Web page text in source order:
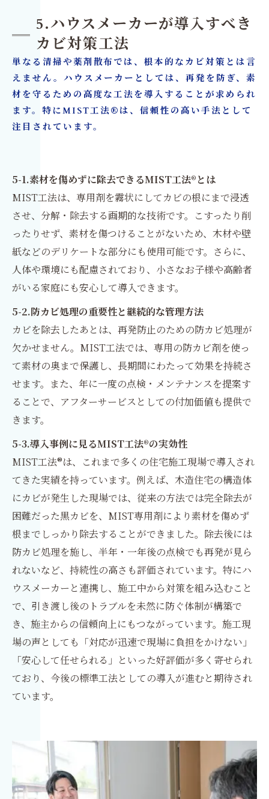
5.ハウスメーカーが導入すべき
カビ対策工法
単なる清掃や薬剤散布では、根本的なカビ対策とは言
えません。ハウスメーカーとしては、再発を防ぎ、素
材を守るための高度な工法を導入することが求められ
ます。特にMIST工法®は、信頼性の高い手法として
注目されています。
5-1.素材を傷めずに除去できるMIST工法®とは
MIST工法は、専用剤を霧状にしてカビの根にまで浸透
させ、分解・除去する画期的な技術です。こすったり削
ったりせず、素材を傷つけることがないため、木材や壁
紙などのデリケートな部分にも使用可能です。さらに、
人体や環境にも配慮されており、小さなお子様や高齢者
がいる家庭にも安心して導入できます。
5-2.防カビ処理の重要性と継続的な管理方法
カビを除去したあとは、再発防止のための防カビ処理が
欠かせません。MIST工法では、専用の防カビ剤を使っ
て素材の奥まで保護し、長期間にわたって効果を持続さ
せます。また、年に一度の点検・メンテナンスを提案す
ることで、アフターサービスとしての付加価値も提供で
きます。
5-3.導入事例に見るMIST工法®の実効性
MIST工法®は、これまで多くの住宅施工現場で導入され
てきた実績を持っています。例えば、木造住宅の構造体
にカビが発生した現場では、従来の方法では完全除去が
困難だった黒カビを、MIST専用剤により素材を傷めず
根までしっかり除去することができました。除去後には
防カビ処理を施し、半年・一年後の点検でも再発が見ら
れないなど、持続性の高さも評価されています。特にハ
ウスメーカーと連携し、施工中から対策を組み込むこと
で、引き渡し後のトラブルを未然に防ぐ体制が構築で
き、施主からの信頼向上にもつながっています。施工現
場の声としても「対応が迅速で現場に負担をかけない」
「安心して任せられる」といった好評価が多く寄せられ
ており、今後の標準工法としての導入が進むと期待され
ています。